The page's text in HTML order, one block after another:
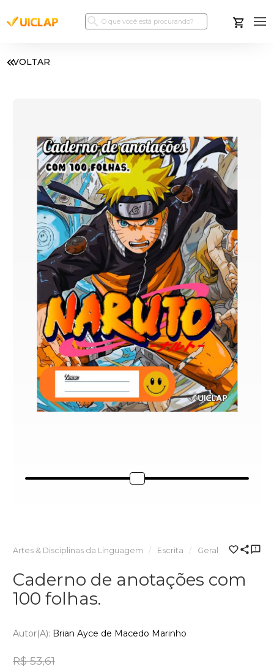
VOLTAR
Artes & Disciplinas da Linguagem Escrita Geral
Caderno de anotações com
100 folhas.
Autor(a): Brian Ayce de Macedo Marinho
R$ 53,61